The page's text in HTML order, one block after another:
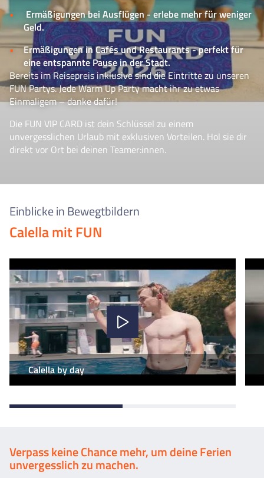
Ermäßigungen bei Ausflügen - erlebe mehr für weniger
Geld.
Ermäßigungen in Cafés und Restaurants - perfekt für
eine entspannte Pause in der Stadt.
Bereits im Reisepreis inklusive sind die Eintritte zu unseren
FUN Partys. Jede Warm Up Party macht ihr zu etwas
Einmaligem – danke dafür!
Die FUN VIP CARD ist dein Schlüssel zu einem
unvergesslichen Urlaub mit exklusiven Vorteilen. Hol sie dir
direkt vor Ort bei deinen Teamer:innen.
Einblicke in Bewegtbildern
Calella mit FUN
Calella by day
Verpass keine Chance mehr, um deine Ferien
unvergesslich zu machen.